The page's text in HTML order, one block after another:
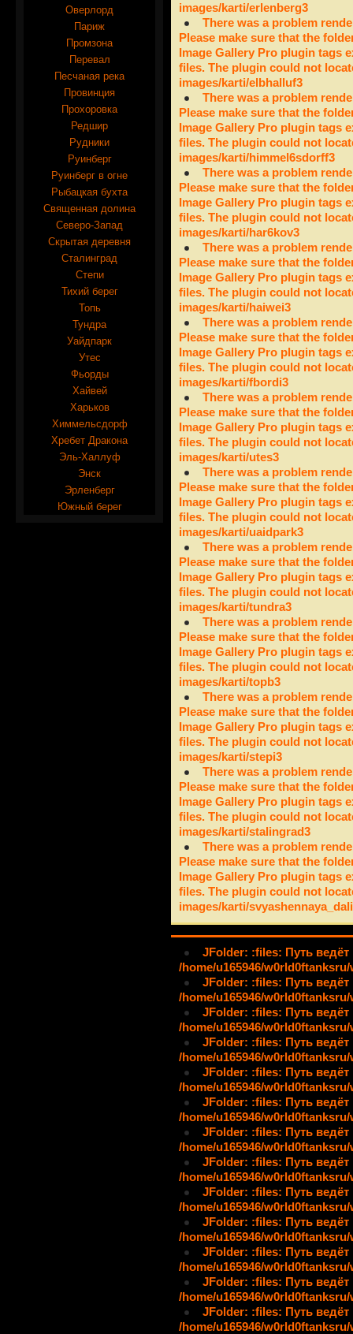
Оверлорд
Париж
Промзона
Перевал
Песчаная река
Провинция
Прохоровка
Редшир
Рудники
Руинберг
Руинберг в огне
Рыбацкая бухта
Священная долина
Северо-Запад
Скрытая деревня
Сталинград
Степи
Тихий берег
Топь
Тундра
Уайдпарк
Утес
Фьорды
Хайвей
Харьков
Химмельсдорф
Хребет Дракона
Эль-Халлуф
Энск
Эрленберг
Южный берег
images/karti/erlenberg3
There was a problem
Please make sure that the
Image Gallery Pro plugin tags
files. The plugin could not
images/karti/elbhalluf3
There was a problem
Please make sure that the
Image Gallery Pro plugin tags
files. The plugin could not
images/karti/himmel6sdorff3
There was a problem
Please make sure that the
Image Gallery Pro plugin tags
files. The plugin could not
images/karti/har6kov3
There was a problem
Please make sure that the
Image Gallery Pro plugin tags
files. The plugin could not
images/karti/haiwei3
There was a problem
Please make sure that the
Image Gallery Pro plugin tags
files. The plugin could not
images/karti/fbordi3
There was a problem
Please make sure that the
Image Gallery Pro plugin tags
files. The plugin could not
images/karti/utes3
There was a problem
Please make sure that the
Image Gallery Pro plugin tags
files. The plugin could not
images/karti/uaidpark3
There was a problem
Please make sure that the
Image Gallery Pro plugin tags
files. The plugin could not
images/karti/tundra3
There was a problem
Please make sure that the
Image Gallery Pro plugin tags
files. The plugin could not
images/karti/topb3
There was a problem
Please make sure that the
Image Gallery Pro plugin tags
files. The plugin could not
images/karti/stepi3
There was a problem
Please make sure that the
Image Gallery Pro plugin tags
files. The plugin could not
images/karti/stalingrad3
There was a problem
Please make sure that the
Image Gallery Pro plugin tags
files. The plugin could not
images/karti/
JFolder: :files: Путь ведёт
/home/u165946/
JFolder: :files: Путь ведёт
/home/u165946/
JFolder: :files: Путь ведёт
/home/u165946/
JFolder: :files: Путь ведёт
/home/u165946/
JFolder: :files: Путь ведёт
/home/u165946/
JFolder: :files: Путь ведёт
/home/u165946/
JFolder: :files: Путь ведёт
/home/u165946/
JFolder: :files: Путь ведёт
/home/u165946/
JFolder: :files: Путь ведёт
/home/u165946/
JFolder: :files: Путь ведёт
/home/u165946/
JFolder: :files: Путь ведёт
/home/u165946/
JFolder: :files: Путь ведёт
/home/u165946/
JFolder: :files: Путь ведёт
/home/u165946/